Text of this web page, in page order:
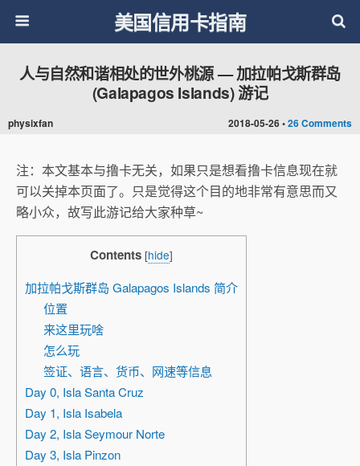
美国信用卡指南
2018-05-26 •26 Comments
人与自然和谐相处的世外桃源 — 加拉帕戈斯群岛
(Galapagos Islands) 游记
physixfan
注：本文基本与撸卡无关，如果只是想看撸卡信息现在就
可以关掉本页面了。只是觉得这个目的地非常有意思而又
略小众，故写此游记给大家种草~
Contents [hide]
加拉帕戈斯群岛 Galapagos Islands 简介
位置
来这里玩啥
怎么玩
签证、语言、货币、网速等信息
Day 0, Isla Santa Cruz
Day 1, Isla Isabela
Day 2, Isla Seymour Norte
Day 3, Isla Pinzon